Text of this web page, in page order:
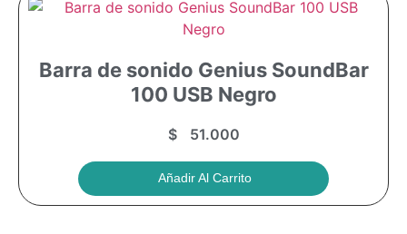
Barra de sonido Genius SoundBar
100 USB Negro
$51.000
Añadir Al Carrito